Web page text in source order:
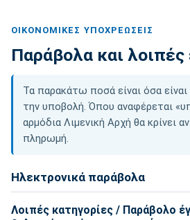
ΟΙΚΟΝΟΜΙΚΈΣ ΥΠΟΧΡΕΏΣΕΙΣ
Παράβολα και λοιπές
Τα παρακάτω ποσά είναι όσα
την υποβολή. Όπου αναφέρεται
αρμόδια Λιμενική Αρχή θα κρίνει
πληρωμή.
Ηλεκτρονικά παράβολα
Λοιπές κατηγορίες / Παράβολο